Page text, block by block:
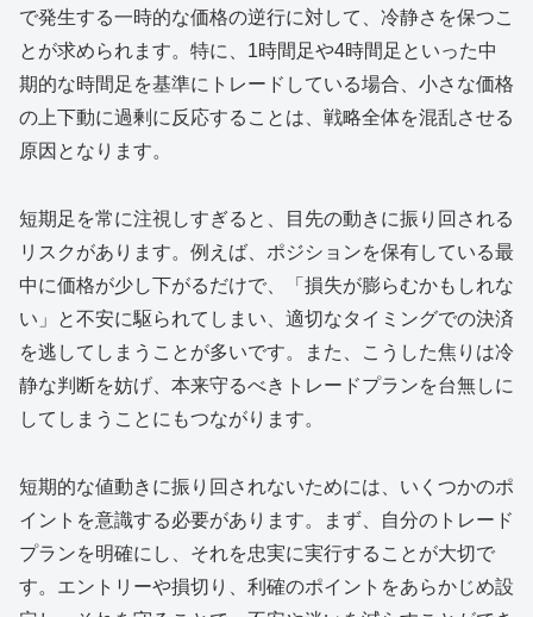
で発生する一時的な価格の逆行に対して、冷静さを保つこ
とが求められます。特に、1時間足や4時間足といった中
期的な時間足を基準にトレードしている場合、小さな価格
の上下動に過剰に反応することは、戦略全体を混乱させる
原因となります。
短期足を常に注視しすぎると、目先の動きに振り回される
リスクがあります。例えば、ポジションを保有している最
中に価格が少し下がるだけで、「損失が膨らむかもしれな
い」と不安に駆られてしまい、適切なタイミングでの決済
を逃してしまうことが多いです。また、こうした焦りは冷
静な判断を妨げ、本来守るべきトレードプランを台無しに
してしまうことにもつながります。
短期的な値動きに振り回されないためには、いくつかのポ
イントを意識する必要があります。まず、自分のトレード
プランを明確にし、それを忠実に実行することが大切で
す。エントリーや損切り、利確のポイントをあらかじめ設